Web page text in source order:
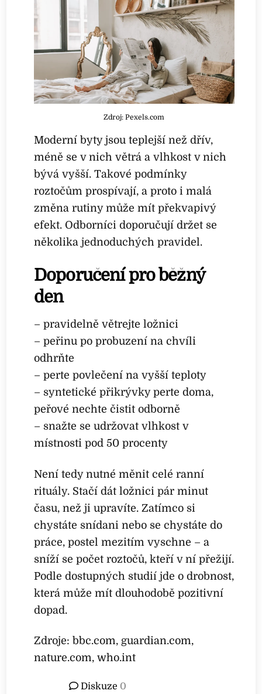
Zdroj: Pexels.com
Moderní byty jsou teplejší než dřív,
méně se v nich větrá a vlhkost v nich
bývá vyšší. Takové podmínky
roztočům prospívají, a proto i malá
změna rutiny může mít překvapivý
efekt. Odborníci doporučují držet se
několika jednoduchých pravidel.
Doporučení pro běžný
den
– pravidelně větrejte ložnici
– peřinu po probuzení na chvíli
odhrňte
– perte povlečení na vyšší teploty
– syntetické přikrývky perte doma,
peřové nechte čistit odborně
– snažte se udržovat vlhkost v
místnosti pod 50 procenty
Není tedy nutné měnit celé ranní
rituály. Stačí dát ložnici pár minut
času, než ji upravíte. Zatímco si
chystáte snídani nebo se chystáte do
práce, postel mezitím vyschne – a
sníží se počet roztočů, kteří v ní přežijí.
Podle dostupných studií jde o drobnost,
která může mít dlouhodobě pozitivní
dopad.
Zdroje: bbc.com, guardian.com,
nature.com, who.int
Diskuze 0